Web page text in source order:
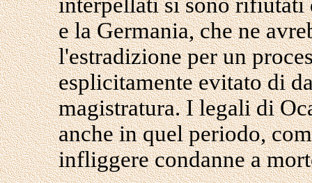
e la Germania, che ne
l'estradizione per un
esplicitamente evitato di
magistratura. I legali di
anche in quel periodo,
infliggere condanne a